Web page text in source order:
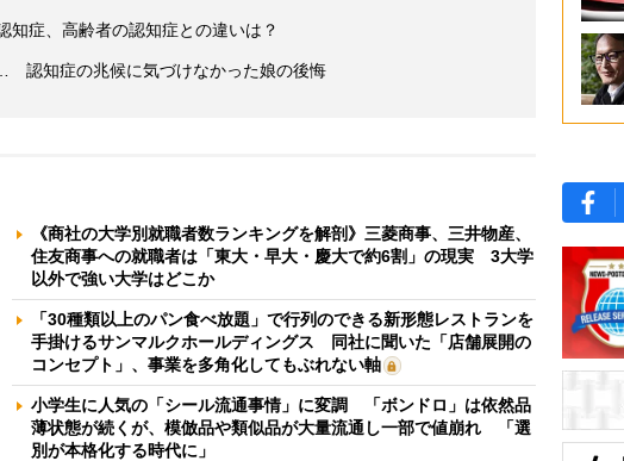
知症、高齢者の認知症との違いは？
認知症の兆候に気づけなかった娘の後悔
《商社の大学別就職者数ランキングを解剖》三菱商事、三井物産、
住友商事への就職者は「東大・早大・慶大で約6割」の現実 3大学
以外で強い大学はどこか
「30種類以上のパン食べ放題」で行列のできる新形態レストランを
手掛けるサンマルクホールディングス 同社に聞いた「店舗展開の
コンセプト」、事業を多角化してもぶれない軸
小学生に人気の「シール流通事情」に変調 「ボンドロ」は依然品
薄状態が続くが、模倣品や類似品が大量流通し一部で値崩れ 「選
別が本格化する時代に」